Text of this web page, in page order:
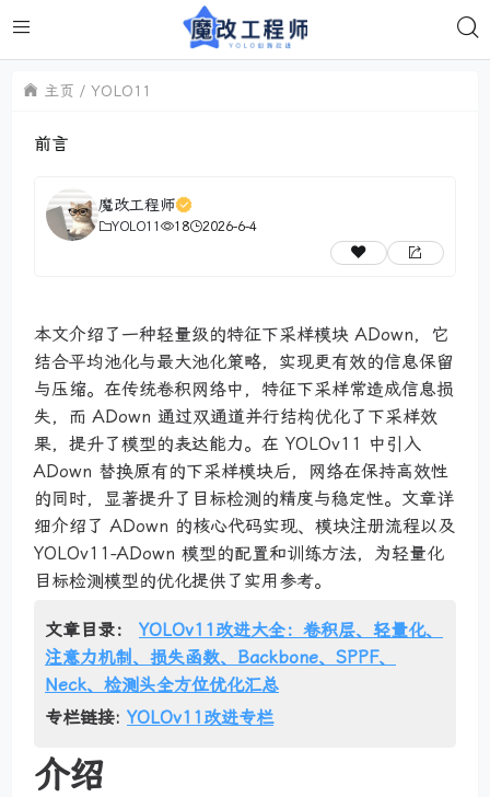
主页 YOLO11
前言
魔改工程师
YOLO11 18 2026-6-4
本文介绍了一种轻量级的特征下采样模块 ADown，它
结合平均池化与最大池化策略，实现更有效的信息保留
与压缩。在传统卷积网络中，特征下采样常造成信息损
失，而 ADown 通过双通道并行结构优化了下采样效
果，提升了模型的表达能力。在 YOLOv11 中引入
ADown 替换原有的下采样模块后，网络在保持高效性
的同时，显著提升了目标检测的精度与稳定性。文章详
细介绍了 ADown 的核心代码实现、模块注册流程以及
YOLOv11-ADown 模型的配置和训练方法，为轻量化
目标检测模型的优化提供了实用参考。
文章目录： YOLOv11改进大全：卷积层、轻量化、
注意力机制、损失函数、Backbone、SPPF、
Neck、检测头全方位优化汇总
专栏链接: YOLOv11改进专栏
介绍